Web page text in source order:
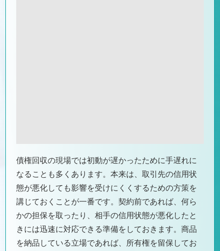
債権回収の現場では初動が遅かったために手遅れに
なることも多くあります。本来は、取引先の信用状
態が悪化しても影響を受けにくくするための方策を
講じておくことが一番です。契約前であれば、何ら
かの担保を取ったり、相手の信用状態が悪化したと
きには迅速に対応できる準備をしておきます。商品
を納品している立場であれば、所有権を留保してお